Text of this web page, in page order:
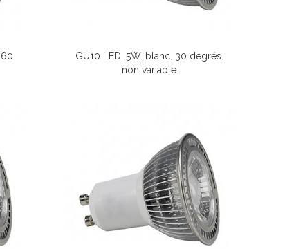
GU10 LED. 5W. blanc. 30 degrés.
non variable